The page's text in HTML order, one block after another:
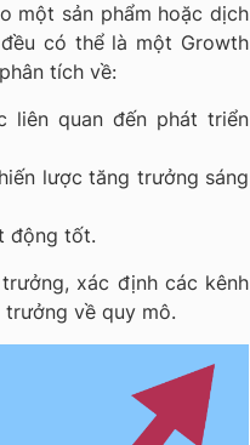
một sản phẩm hoặc dịch
có thể là một Growth
tích về:
liên quan đến phát triển
lược tăng trưởng sáng
động tốt.
xác định các kênh
về quy mô.